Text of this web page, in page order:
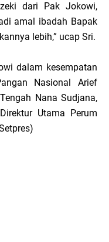
dari Pak Jokowi,
amal ibadah Bapak
lebih,” ucap Sri.
dalam kesempatan
Nasional Arief
Nana Sudjana,
Utama Perum